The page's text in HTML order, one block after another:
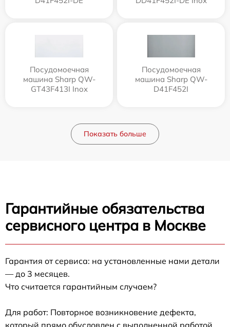
Посудомоечная
машина Sharp QW-
GT43F413I Inox
Посудомоечная
машина Sharp QW-
D41F452I
Показать больше
Гарантийные обязательства
сервисного центра в Москве
Гарантия от сервиса: на установленные нами детали
— до 3 месяцев.
Что считается гарантийным случаем?
Для работ: Повторное возникновение дефекта,
который прямо обусловлен с выполненной работой